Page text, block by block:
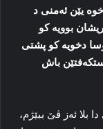
خوه‌ یێن ئه‌منی د
بوویه‌ کو
دخویه‌ کو پشتی
باش
بلا ئه‌ز ڤێ ببێژم،